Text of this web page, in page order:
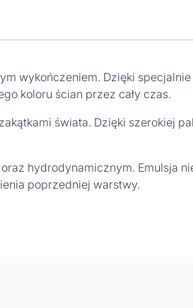
wykończeniem. Dzięki
koloru ścian przez cały czas.
świata. Dzięki szerokiej
hydrodynamicznym. Emulsja
poprzedniej warstwy.